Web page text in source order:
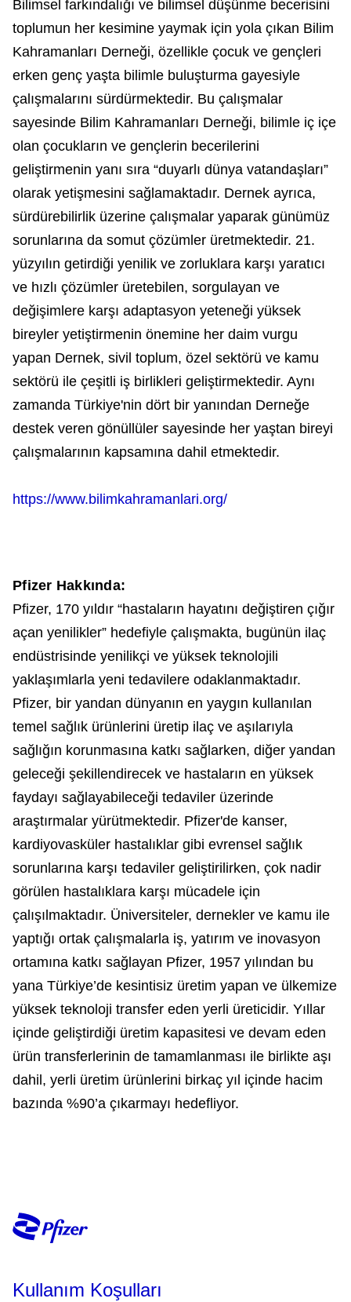
Bilimsel farkındalığı ve bilimsel düşünme becerisini
toplumun her kesimine yaymak için yola çıkan Bilim
Kahramanları Derneği, özellikle çocuk ve gençleri
erken genç yaşta bilimle buluşturma gayesiyle
çalışmalarını sürdürmektedir. Bu çalışmalar
sayesinde Bilim Kahramanları Derneği, bilimle iç içe
olan çocukların ve gençlerin becerilerini
geliştirmenin yanı sıra “duyarlı dünya vatandaşları”
olarak yetişmesini sağlamaktadır. Dernek ayrıca,
sürdürebilirlik üzerine çalışmalar yaparak günümüz
sorunlarına da somut çözümler üretmektedir. 21.
yüzyılın getirdiği yenilik ve zorluklara karşı yaratıcı
ve hızlı çözümler üretebilen, sorgulayan ve
değişimlere karşı adaptasyon yeteneği yüksek
bireyler yetiştirmenin önemine her daim vurgu
yapan Dernek, sivil toplum, özel sektörü ve kamu
sektörü ile çeşitli iş birlikleri geliştirmektedir. Aynı
zamanda Türkiye'nin dört bir yanından Derneğe
destek veren gönüllüler sayesinde her yaştan bireyi
çalışmalarının kapsamına dahil etmektedir.
https://www.bilimkahramanlari.org/
Pfizer Hakkında:
Pfizer, 170 yıldır “hastaların hayatını değiştiren çığır
açan yenilikler” hedefiyle çalışmakta, bugünün ilaç
endüstrisinde yenilikçi ve yüksek teknolojili
yaklaşımlarla yeni tedavilere odaklanmaktadır.
Pfizer, bir yandan dünyanın en yaygın kullanılan
temel sağlık ürünlerini üretip ilaç ve aşılarıyla
sağlığın korunmasına katkı sağlarken, diğer yandan
geleceği şekillendirecek ve hastaların en yüksek
faydayı sağlayabileceği tedaviler üzerinde
araştırmalar yürütmektedir. Pfizer'de kanser,
kardiyovasküler hastalıklar gibi evrensel sağlık
sorunlarına karşı tedaviler geliştirilirken, çok nadir
görülen hastalıklara karşı mücadele için
çalışılmaktadır. Üniversiteler, dernekler ve kamu ile
yaptığı ortak çalışmalarla iş, yatırım ve inovasyon
ortamına katkı sağlayan Pfizer, 1957 yılından bu
yana Türkiye’de kesintisiz üretim yapan ve ülkemize
yüksek teknoloji transfer eden yerli üreticidir. Yıllar
içinde geliştirdiği üretim kapasitesi ve devam eden
ürün transferlerinin de tamamlanması ile birlikte aşı
dahil, yerli üretim ürünlerini birkaç yıl içinde hacim
bazında %90’a çıkarmayı hedefliyor.
Kullanım Koşulları